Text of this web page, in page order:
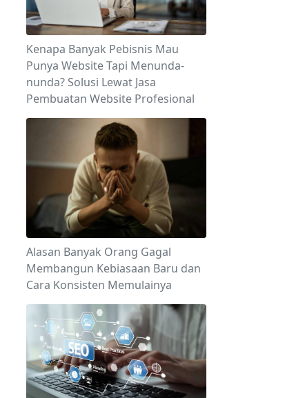
Kenapa Banyak Pebisnis Mau
Punya Website Tapi Menunda-
nunda? Solusi Lewat Jasa
Pembuatan Website Profesional
Alasan Banyak Orang Gagal
Membangun Kebiasaan Baru dan
Cara Konsisten Memulainya